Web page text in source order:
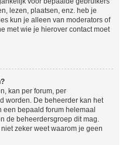
lezen, plaatsen, enz. heb je
kun je alleen van moderators of
met wie je hierover contact moet
kan per forum, per
worden. De beheerder kan het
bepaald forum helemaal
de beheerdersgroep dit mag.
zeker weet waarom je geen